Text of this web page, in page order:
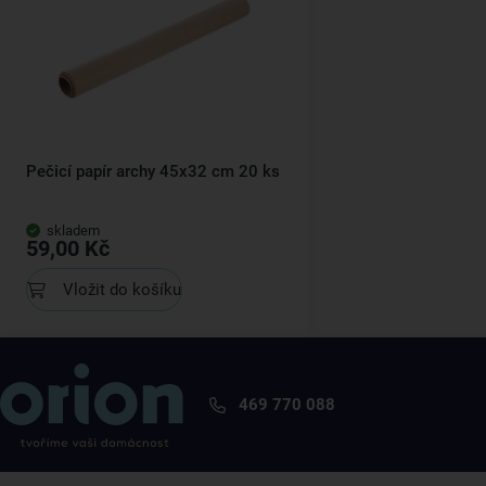
Pečicí papír archy 45x32 cm 20 ks
skladem
59,00 Kč
Vložit do košíku
469 770 088